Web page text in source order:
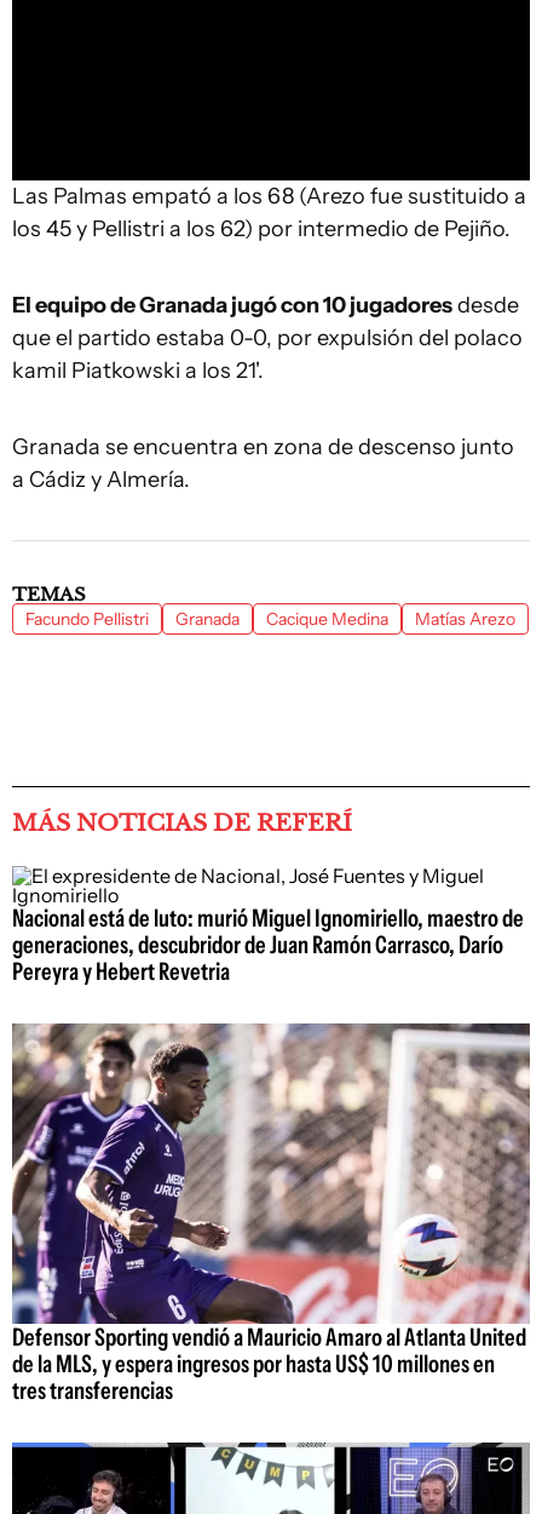
Las Palmas empató a los 68 (Arezo fue sustituido a
los 45 y Pellistri a los 62) por intermedio de Pejiño.
El equipo de Granada jugó con 10 jugadoresdesde
que el partido estaba 0-0, por expulsión del polaco
kamil Piatkowski a los 21'.
Granada se encuentra en zona de descenso junto
a Cádiz y Almería.
TEMAS
Facundo Pellistri Granada Cacique Medina Matías Arezo
MÁS NOTICIAS DE REFERÍ
Nacional está de luto: murió Miguel Ignomiriello, maestro de
generaciones, descubridor de Juan Ramón Carrasco, Darío
Pereyra y Hebert Revetria
Defensor Sporting vendió a Mauricio Amaro al Atlanta United
de la MLS, y espera ingresos por hasta US$ 10 millones en
tres transferencias